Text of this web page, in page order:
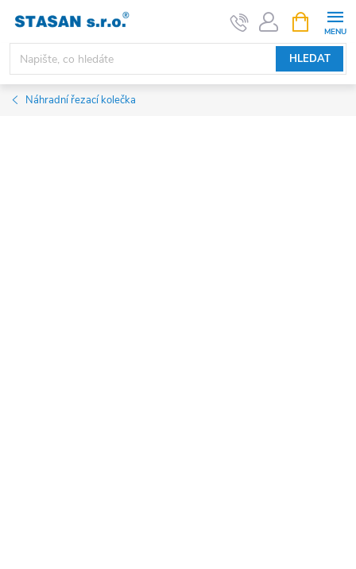
obsah
HLEDAT
NÁKUPNÍ
KOŠÍK
Náhradní řezací kolečka